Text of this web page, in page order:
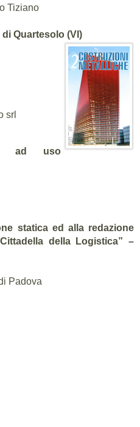
Tiziano
Quartesolo (VI)
srl
ad uso
statica ed alla redazione
della Logistica” –
Padova